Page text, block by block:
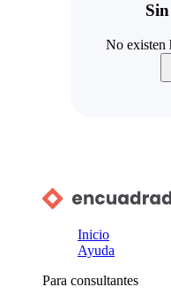
No existen
Inicio
Ayuda
Para consultantes